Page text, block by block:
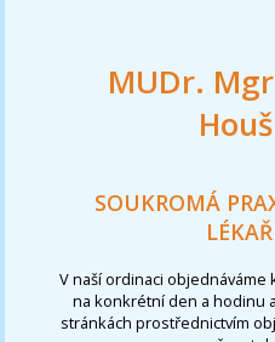
MUDr.
SOUKROMÁ
V naší ordinaci
na konkrétní den a hodinu
stránkách prostřednictvím